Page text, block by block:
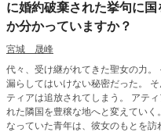
に婚約破棄された挙句に
か分かっていますか？
宮城 晟峰
代々、受け継がれてきた聖女の力。 それは、神との誓約のもと、決して誰にも
漏らしてはいけない秘密だった。 そんな事とは知らないバカな王子に、聖女ア
ティアは追放されてしまう。 アティアは葛藤の中、国を去り、不毛の地と言わ
れた隣国を豊穣な地へと変えていく。 その話を聞きつけ、王子、もといい王
なっていた青年は、彼女のもとを訪れるのだが……